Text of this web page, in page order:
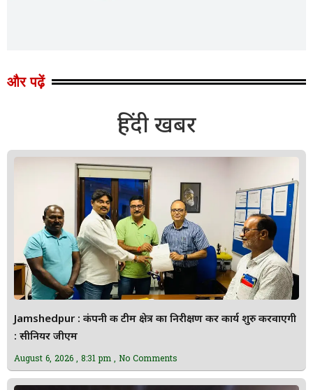
और पढ़ें
हिंदी खबर
Jamshedpur : कंपनी की टीम क्षेत्र का निरीक्षण कर कार्य शुरु करवाएगी
: सीनियर जीएम
August 6, 2026 8:31 pm No Comments